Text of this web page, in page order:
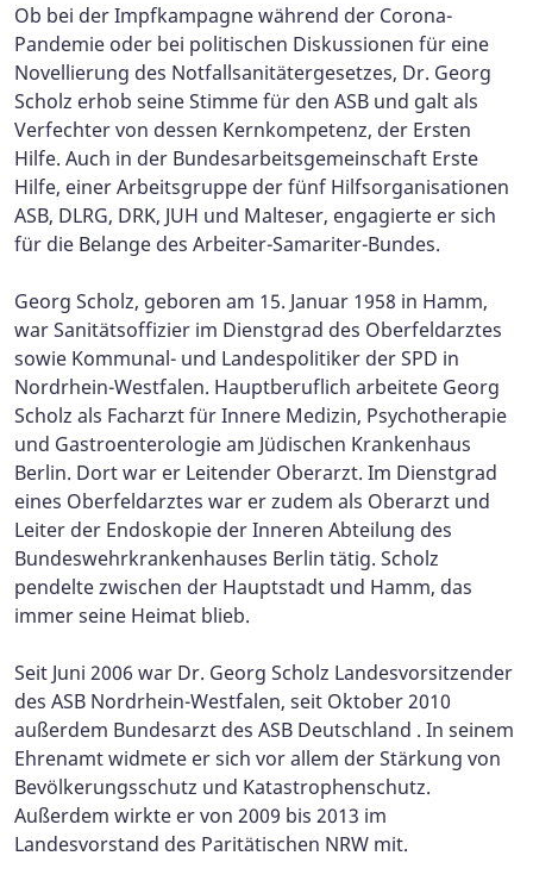
Ob bei der Impfkampagne während der Corona-
Pandemie oder bei politischen Diskussionen für eine
Novellierung des Notfallsanitätergesetzes, Dr. Georg
Scholz erhob seine Stimme für den ASB und galt als
Verfechter von dessen Kernkompetenz, der Ersten
Hilfe. Auch in der Bundesarbeitsgemeinschaft Erste
Hilfe, einer Arbeitsgruppe der fünf Hilfsorganisationen
ASB, DLRG, DRK, JUH und Malteser, engagierte er sich
für die Belange des Arbeiter-Samariter-Bundes.
Georg Scholz, geboren am 15. Januar 1958 in Hamm,
war Sanitätsoffizier im Dienstgrad des Oberfeldarztes
sowie Kommunal- und Landespolitiker der SPD in
Nordrhein-Westfalen. Hauptberuflich arbeitete Georg
Scholz als Facharzt für Innere Medizin, Psychotherapie
und Gastroenterologie am Jüdischen Krankenhaus
Berlin. Dort war er Leitender Oberarzt. Im Dienstgrad
eines Oberfeldarztes war er zudem als Oberarzt und
Leiter der Endoskopie der Inneren Abteilung des
Bundeswehrkrankenhauses Berlin tätig. Scholz
pendelte zwischen der Hauptstadt und Hamm, das
immer seine Heimat blieb.
Seit Juni 2006 war Dr. Georg Scholz Landesvorsitzender
des ASB Nordrhein-Westfalen, seit Oktober 2010
außerdem Bundesarzt des ASB Deutschland . In seinem
Ehrenamt widmete er sich vor allem der Stärkung von
Bevölkerungsschutz und Katastrophenschutz.
Außerdem wirkte er von 2009 bis 2013 im
Landesvorstand des Paritätischen NRW mit.